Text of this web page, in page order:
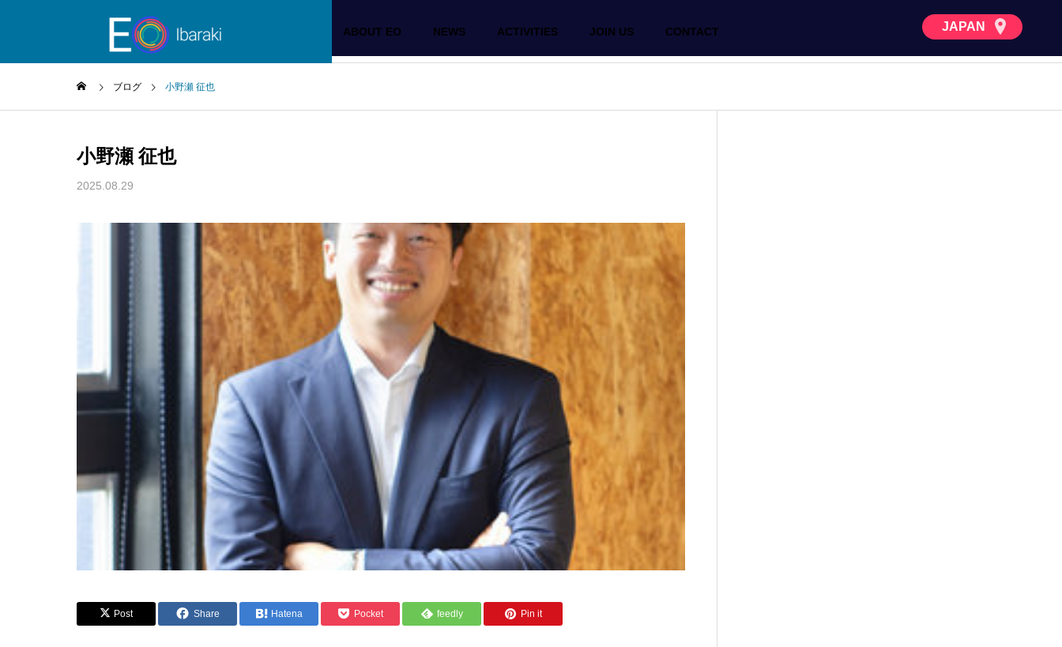
JAPAN
ABOUT EO NEWS ACTIVITIES JOIN US CONTACT
ブログ 小野瀬 征也
小野瀬 征也
2025.08.29
Post Share Hatena Pocket feedly Pin it